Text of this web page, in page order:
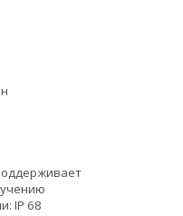
IP 68